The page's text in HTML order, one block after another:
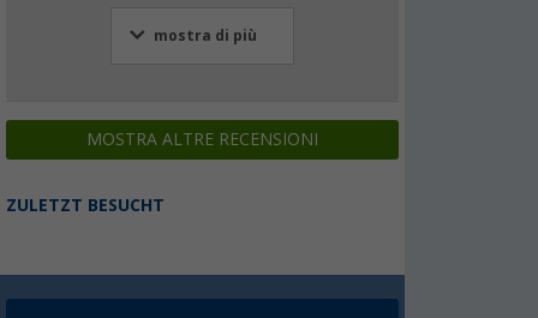
mostra di più
MOSTRA ALTRE RECENSIONI
ZULETZT BESUCHT